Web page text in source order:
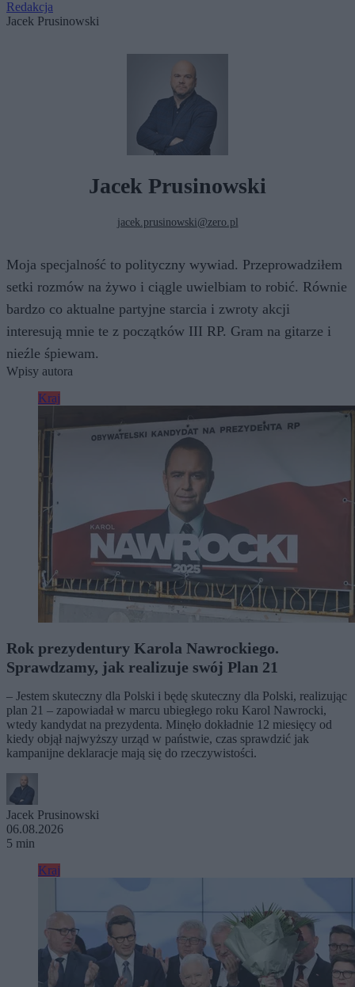
Redakcja
Jacek Prusinowski
Jacek Prusinowski
jacek.prusinowski@zero.pl
Moja specjalność to polityczny wywiad. Przeprowadziłem
setki rozmów na żywo i ciągle uwielbiam to robić. Równie
bardzo co aktualne partyjne starcia i zwroty akcji
interesują mnie te z początków III RP. Gram na gitarze i
nieźle śpiewam.
Wpisy autora
Kraj
Rok prezydentury Karola Nawrockiego.
Sprawdzamy, jak realizuje swój Plan 21
– Jestem skuteczny dla Polski i będę skuteczny dla Polski, realizując
plan 21 – zapowiadał w marcu ubiegłego roku Karol Nawrocki,
wtedy kandydat na prezydenta. Minęło dokładnie 12 miesięcy od
kiedy objął najwyższy urząd w państwie, czas sprawdzić jak
kampanijne deklaracje mają się do rzeczywistości.
Jacek Prusinowski
06.08.2026
5 min
Kraj